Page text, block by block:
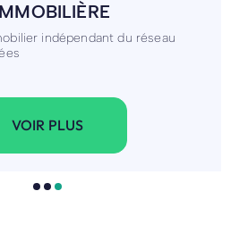
indépendant du réseau
VOIR PLUS